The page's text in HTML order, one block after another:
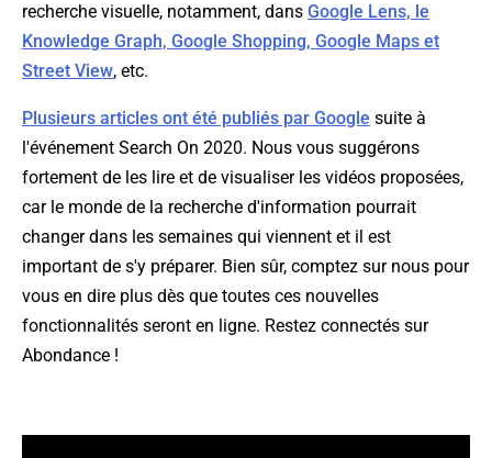
recherche visuelle, notamment, dans Google Lens, le
Knowledge Graph, Google Shopping, Google Maps et
Street View, etc.
Plusieurs articles ont été publiés par Google suite à
l'événement Search On 2020. Nous vous suggérons
fortement de les lire et de visualiser les vidéos proposées,
car le monde de la recherche d'information pourrait
changer dans les semaines qui viennent et il est
important de s'y préparer. Bien sûr, comptez sur nous pour
vous en dire plus dès que toutes ces nouvelles
fonctionnalités seront en ligne. Restez connectés sur
Abondance !